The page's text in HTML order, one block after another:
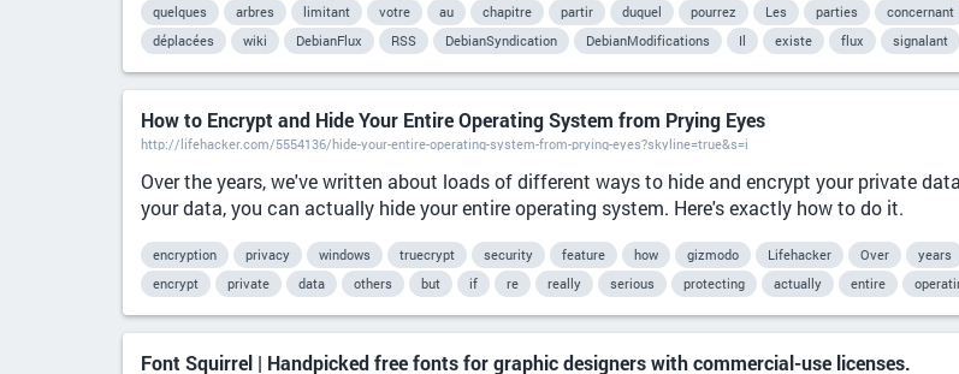
quelques
arbres limitant votre au chapitre partir duquel pourrez Les parties concernant
déplacées
wiki DebianFlux RSS DebianSyndication DebianModifications Il existe flux signalant
How to Encrypt and Hide Your Entire Operating System from Prying Eyes
http://lifehacker.com/5554136/hide-your-entire-operating-system-from-prying-eyes?skyline=true&s=i
Over the years, we've written about loads of different ways to hide and encrypt your private
your data, you can actually hide your entire operating system. Here's exactly how to do it.
encryption privacy windows truecrypt security feature how gizmodo Lifehacker Over years
encrypt
private data others but if re really serious protecting actually entire
Font Squirrel | Handpicked free fonts for graphic designers with commercial-use licenses.